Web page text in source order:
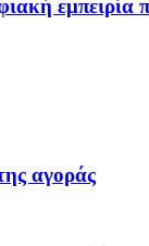
εμπειρία
αγοράς